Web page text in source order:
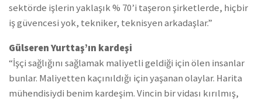
sektörde işlerin yaklaşık % 70’i taşeron şirketlerde, hiçbir
iş güvencesi yok, tekniker, teknisyen arkadaşlar.”
Gülseren Yurttaş’ın kardeşi
“İşçi sağlığını sağlamak maliyetli geldiği için ölen insanlar
bunlar. Maliyetten kaçınıldığı için yaşanan olaylar. Harita
mühendisiydi benim kardeşim. Vincin bir vidası kırılmış,